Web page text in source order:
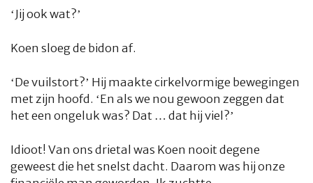
‘Jij ook wat?’
Koen sloeg de bidon af.
‘De vuilstort?’ Hij maakte cirkelvormige bewegingen
met zijn hoofd. ‘En als we nou gewoon zeggen dat
het een ongeluk was? Dat … dat hij viel?’
Idioot! Van ons drietal was Koen nooit degene
geweest die het snelst dacht. Daarom was hij onze